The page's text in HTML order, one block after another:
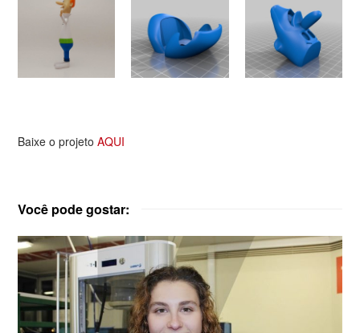
Baixe o projetoAQUI
Você pode gostar: